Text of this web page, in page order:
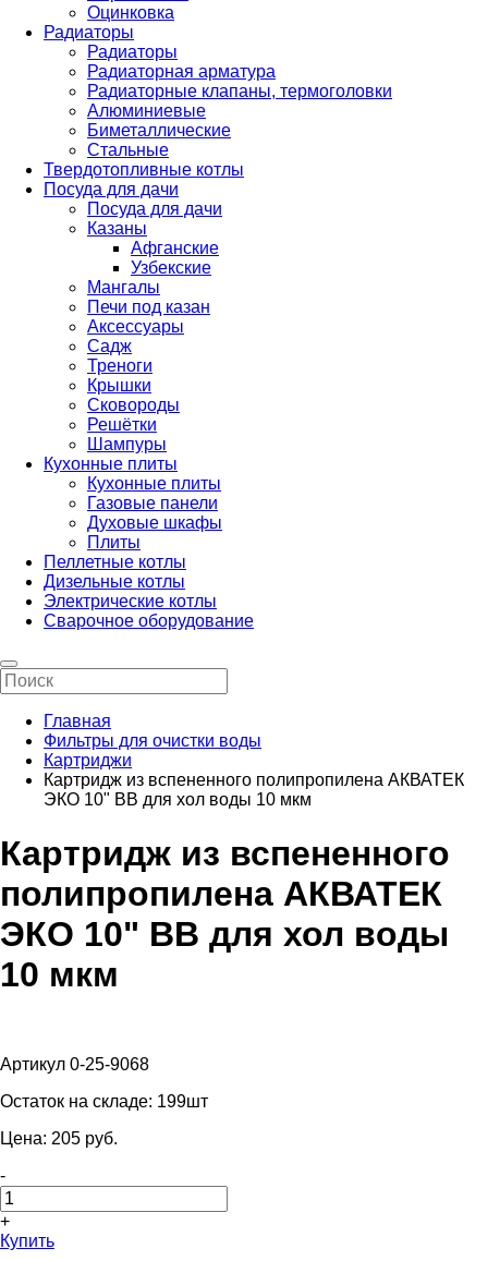
Оцинковка
Радиаторы
Радиаторы
Радиаторная арматура
Радиаторные клапаны, термоголовки
Алюминиевые
Биметаллические
Стальные
Твердотопливные котлы
Посуда для дачи
Посуда для дачи
Казаны
Афганские
Узбекские
Мангалы
Печи под казан
Аксессуары
Садж
Треноги
Крышки
Сковороды
Решётки
Шампуры
Кухонные плиты
Кухонные плиты
Газовые панели
Духовые шкафы
Плиты
Пеллетные котлы
Дизельные котлы
Электрические котлы
Сварочное оборудование
Главная
Фильтры для очистки воды
Картриджи
Картридж из вспененного полипропилена АКВАТЕК
ЭКО 10" BB для хол воды 10 мкм
Картридж из вспененного
полипропилена АКВАТЕК
ЭКО 10" BB для хол воды
10 мкм
Артикул 0-25-9068
Остаток на складе: 199шт
Цена: 205 pуб.
-
+
Купить